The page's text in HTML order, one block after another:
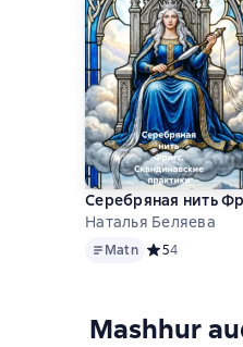
Серебряная нить
Наталья Беляева
MatnMatn Средний
54
Mashhur